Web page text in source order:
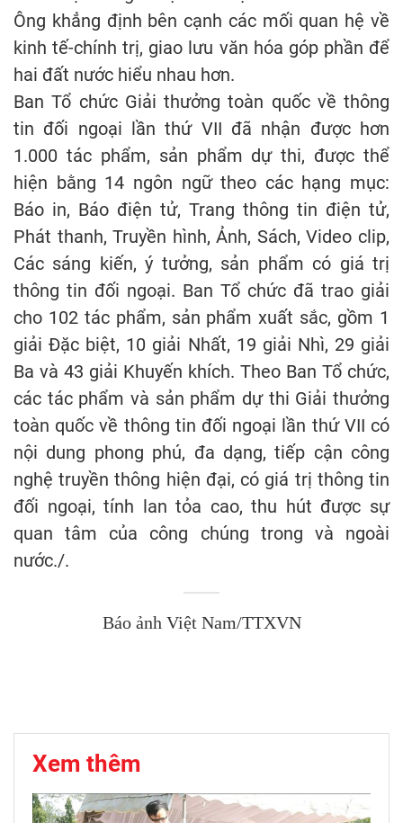
Ông khẳng định bên cạnh các mối quan hệ về
kinh tế-chính trị, giao lưu văn hóa góp phần để
hai đất nước hiểu nhau hơn.
Ban Tổ chức Giải thưởng toàn quốc về thông
tin đối ngoại lần thứ VII đã nhận được hơn
1.000 tác phẩm, sản phẩm dự thi, được thể
hiện bằng 14 ngôn ngữ theo các hạng mục:
Báo in, Báo điện tử, Trang thông tin điện tử,
Phát thanh, Truyền hình, Ảnh, Sách, Video clip,
Các sáng kiến, ý tưởng, sản phẩm có giá trị
thông tin đối ngoại. Ban Tổ chức đã trao giải
cho 102 tác phẩm, sản phẩm xuất sắc, gồm 1
giải Đặc biệt, 10 giải Nhất, 19 giải Nhì, 29 giải
Ba và 43 giải Khuyến khích. Theo Ban Tổ chức,
các tác phẩm và sản phẩm dự thi Giải thưởng
toàn quốc về thông tin đối ngoại lần thứ VII có
nội dung phong phú, đa dạng, tiếp cận công
nghệ truyền thông hiện đại, có giá trị thông tin
đối ngoại, tính lan tỏa cao, thu hút được sự
quan tâm của công chúng trong và ngoài
nước./.
Báo ảnh Việt Nam/TTXVN
Xem thêm